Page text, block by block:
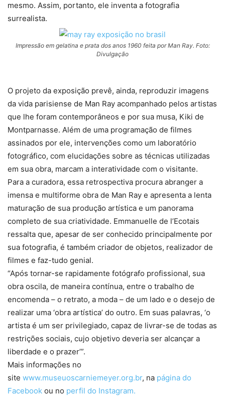
mesmo. Assim, portanto, ele inventa a fotografia
surrealista.
Impressão em gelatina e prata dos anos 1960 feita por Man Ray. Foto:
Divulgação
O projeto da exposição prevê, ainda, reproduzir imagens
da vida parisiense de Man Ray acompanhado pelos artistas
que lhe foram contemporâneos e por sua musa, Kiki de
Montparnasse. Além de uma programação de filmes
assinados por ele, intervenções como um laboratório
fotográfico, com elucidações sobre as técnicas utilizadas
em sua obra, marcam a interatividade com o visitante.
Para a curadora, essa retrospectiva procura abranger a
imensa e multiforme obra de Man Ray e apresenta a lenta
maturação de sua produção artística e um panorama
completo de sua criatividade. Emmanuelle de l’Ecotais
ressalta que, apesar de ser conhecido principalmente por
sua fotografia, é também criador de objetos, realizador de
filmes e faz-tudo genial.
“Após tornar-se rapidamente fotógrafo profissional, sua
obra oscila, de maneira contínua, entre o trabalho de
encomenda – o retrato, a moda – de um lado e o desejo de
realizar uma ‘obra artística’ do outro. Em suas palavras, ‘o
artista é um ser privilegiado, capaz de livrar-se de todas as
restrições sociais, cujo objetivo deveria ser alcançar a
liberdade e o prazer’”.
Mais informações no
site www.museuoscarniemeyer.org.br, na página do
Facebook ou no perfil do Instagram.